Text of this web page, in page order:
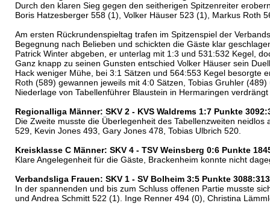
Durch den klaren Sieg gegen den seitherigen Spitzenreiter
Boris Hatzesberger 558 (1), Volker Häuser 523 (1), Markus Roth
Am ersten Rückrundenspieltag trafen im Spitzenspiel der
Begegnung nach Belieben und schickten die Gäste klar
Patrick Winter abgeben, er unterlag mit 1:3 und 531:532 Kegel,
Ganz knapp zu seinen Gunsten entschied Volker Häuser sein
Hack weniger Mühe, bei 3:1 Sätzen und 564:553 Kegel besorgte
Roth (589) gewannen jeweils mit 4:0 Sätzen, Tobias Gruhler
Niederlage von Tabellenführer Blaustein in Hermaringen
Regionalliga Männer: SKV 2 - KVS Waldrems 1:7 Punkte
Die Zweite musste die Überlegenheit des Tabellenzweiten
529, Kevin Jones 493, Gary Jones 478, Tobias Ulbrich 520.
Kreisklasse C Männer: SKV 4 - TSV Weinsberg 0:6 Punkte
Klare Angelegenheit für die Gäste, Brackenheim konnte nicht
Verbandsliga Frauen: SKV 1 - SV Bolheim 3:5 Punkte
In der spannenden und bis zum Schluss offenen Partie musste
und Andrea Schmitt 522 (1). Inge Renner 494 (0), Christina